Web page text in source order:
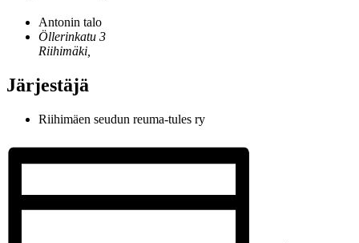
Antonin talo
Öllerinkatu 3
Riihimäki
Järjestäjä
Riihimäen seudun reuma-tules ry